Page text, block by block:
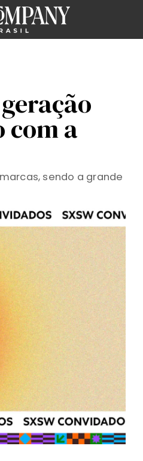
com a
sendo a grande